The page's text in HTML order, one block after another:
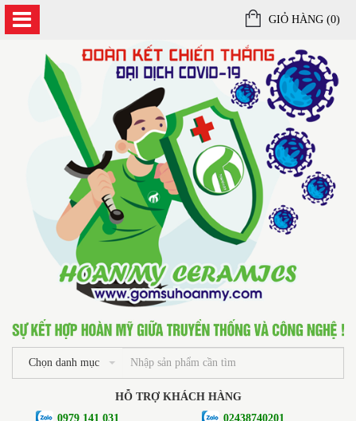
GIỎ HÀNG (0)
Chọn danh mục
HỖ TRỢ KHÁCH HÀNG
0979 141 031
02438740201